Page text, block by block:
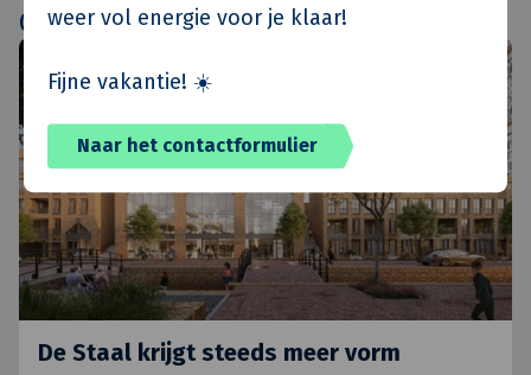
weer vol energie voor je klaar!
Fijne vakantie! ☀️
Naar het contactformulier
Gerelateerde artikelen
Innovatie
De Staal krijgt steeds meer vorm